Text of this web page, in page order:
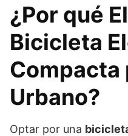
¿Por qué
Bicicleta
Compacta
Urbano?
Optar por una